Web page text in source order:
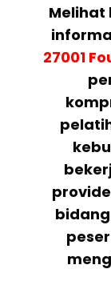
Melihat
27001